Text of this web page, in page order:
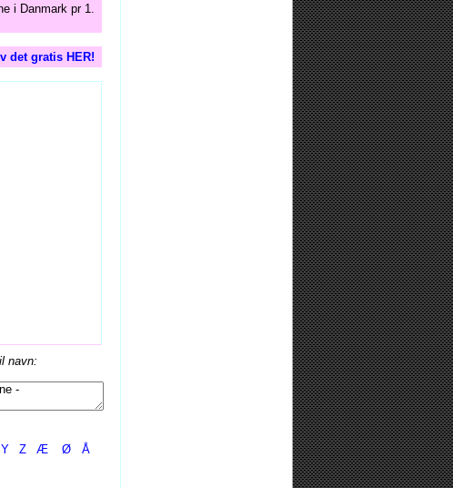
i Danmark pr 1.
det gratis HER!
navn:
Y Z Æ Ø Å